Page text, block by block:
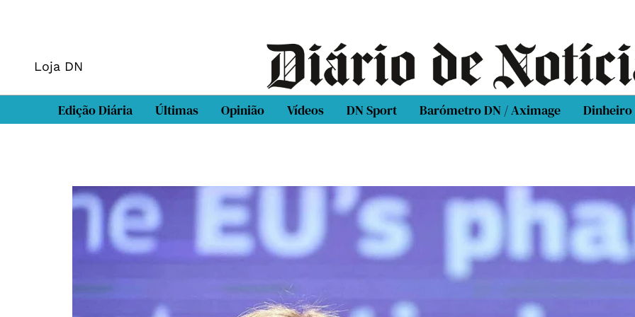
Loja DN
Edição Diária Últimas Opinião Vídeos DN Sport Barómetro DN / Aximage Dinheiro